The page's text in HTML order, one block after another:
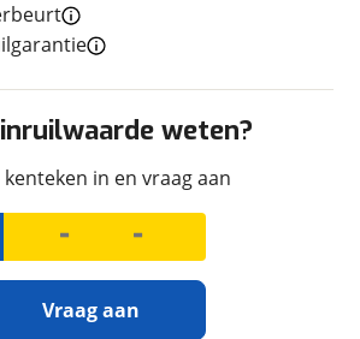
189 kg
Blauw
weten?
kenteken in en vraag aan
Vraag aan